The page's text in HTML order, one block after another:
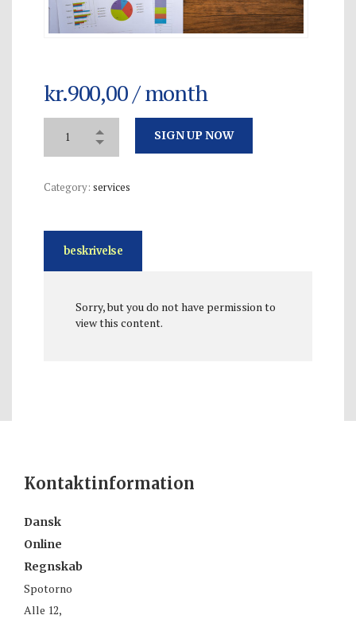
kr.900,00/ month
SIGN UP NOW
Category: services
beskrivelse
Sorry, but you do not have permission to
view this content.
Kontaktinformation
Dansk
Online
Regnskab
Spotorno
Alle 12,